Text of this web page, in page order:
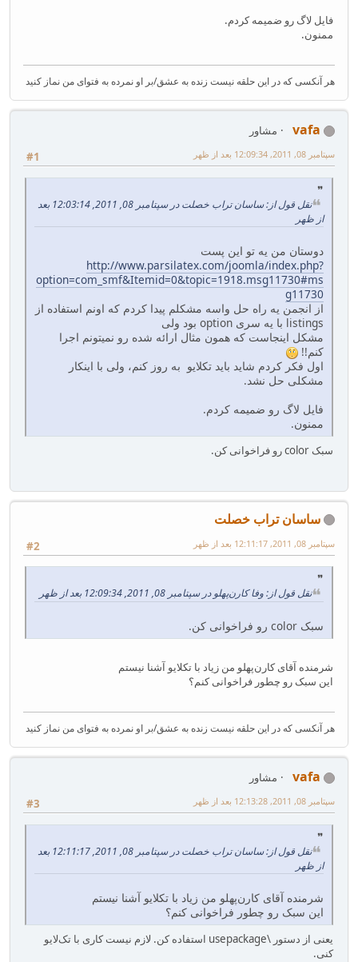
فایل لاگ رو ضمیمه کردم.
ممنون.
هر آنکسی که در این حلقه نیست زنده به عشق/بر او نمرده به فتوای من نماز کنید
vafa
مشاور
#1
سپتامبر 08, 2011, 12:09:34 بعد از ظهر
نقل قول از: ساسان تراب خصلت در سپتامبر 08, 2011, 12:03:14 بعد
از ظهر
دوستان من یه تو این پست
http://www.parsilatex.com/joomla/index.php?
option=com_smf&Itemid=0&topic=1918.msg11730#ms
g11730
از انجمن یه راه حل واسه مشکلم پیدا کردم که اونم استفاده از
listings با یه سری option بود ولی
مشکل اینجاست که همون مثال ارائه شده رو نمیتونم اجرا
کنم!!
اول فکر کردم شاید باید تکلایو به روز کنم، ولی با اینکار
مشکلی حل نشد.
فایل لاگ رو ضمیمه کردم.
ممنون.
سبک color رو فراخوانی کن.
ساسان تراب خصلت
#2 سپتامبر 08, 2011, 12:11:17 بعد از ظهر
نقل قول از: وفا کارن‌پهلو در سپتامبر 08, 2011, 12:09:34 بعد از ظهر
سبک color رو فراخوانی کن.
شرمنده آقای کارن‌پهلو من زیاد با تکلایو آشنا نیستم
این سبک رو چطور فراخوانی کنم؟
هر آنکسی که در این حلقه نیست زنده به عشق/بر او نمرده به فتوای من نماز کنید
vafa
مشاور
#3
سپتامبر 08, 2011, 12:13:28 بعد از ظهر
نقل قول از: ساسان تراب خصلت در سپتامبر 08, 2011, 12:11:17 بعد
از ظهر
شرمنده آقای کارن‌پهلو من زیاد با تکلایو آشنا نیستم
این سبک رو چطور فراخوانی کنم؟
یعنی از دستور \usepackage استفاده کن. لازم نیست کاری با تک‌لایو
کنی.